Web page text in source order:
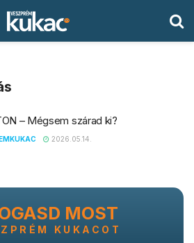
– Mégsem szárad ki?
2026.05.14.
MOST
KUKACOT